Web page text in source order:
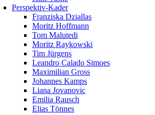
Perspektiv-Kader
Franziska Dziallas
Moritz Hoffmann
Tom Malutedi
Moritz Raykowski
Tim Jürgens
Leandro Calado Simoes
Maximilian Gross
Johannes Kamps
Liana Jovanovic
Emilia Rausch
Elias Tönnes